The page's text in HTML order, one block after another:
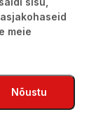
meie
Nõustu